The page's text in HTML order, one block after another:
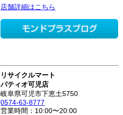
店舗詳細はこちら
リサイクルマート
パティオ可児店
岐阜県可児市下恵土5750
0574-63-8777
営業時間：10:00〜20:00